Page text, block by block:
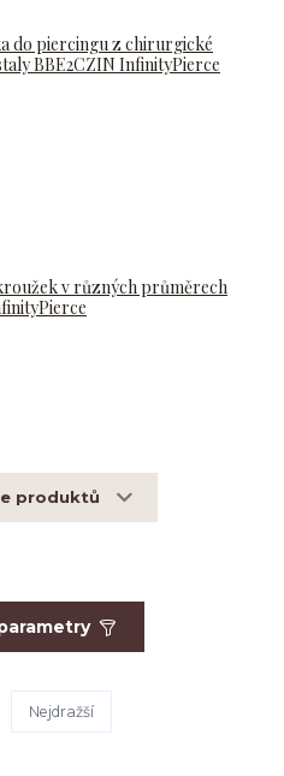
do piercingu z chirurgické
BBE2CZIN InfinityPierce
v různých průměrech
produktů
Nejdražší